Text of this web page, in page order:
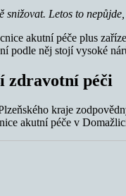
snižovat. Letos to
akutní péče plus
podle něj stojí vysoké
zdravotní péči
kraje
akutní péče v